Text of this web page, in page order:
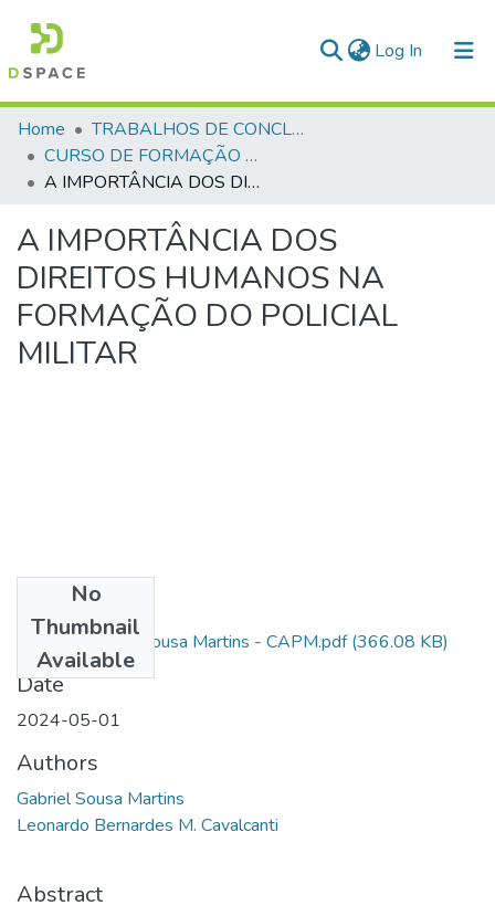
Log In (current)
Communities & Collections
All of DSpace
Home
TRABALHOS DE CONCLUSÃO DE CURSO - CFP (CURSO DE FORMAÇÃO DE PRAÇAS)
CURSO DE FORMAÇÃO DE PRAÇAS - CFP - 2024
A IMPORTÂNCIA DOS DIREITOS HUMANOS NA FORMAÇÃO DO POLICIAL MILITAR
A IMPORTÂNCIA DOS
DIREITOS HUMANOS NA
FORMAÇÃO DO POLICIAL
MILITAR
No
Thumbnail
Available
Artigo - Gabriel Sousa Martins - CAPM.pdf(366.08 KB)
Date
2024-05-01
Authors
Gabriel Sousa Martins
Leonardo Bernardes M. Cavalcanti
Abstract